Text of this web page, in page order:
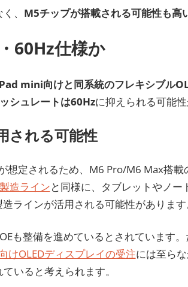
、 M5チップが搭載される可能性も高
60Hz仕様か
mini向けと同系統のフレキシブル
シュレートは60Hzに抑えられる可能性
される可能性
想定されるため、M6 Pro/M6 Max搭
造ラインと同様に、タブレットやノー
ラインが活用される可能性があります
も整備を進めているとされています
けOLEDディスプレイの受注には至ら
いると考えられます。